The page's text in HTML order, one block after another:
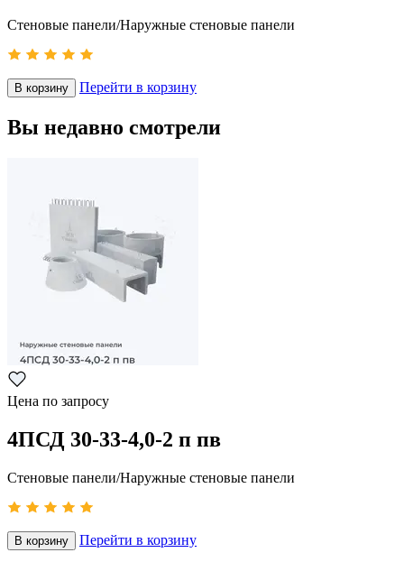
Стеновые панели/Наружные стеновые панели
В корзину Перейти в корзину
Вы недавно смотрели
Цена по запросу
4ПСД 30-33-4,0-2 п пв
Стеновые панели/Наружные стеновые панели
В корзину Перейти в корзину